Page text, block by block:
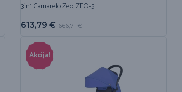
3in1 Camarelo Zeo, ZEO-5
666,71€
613,79 €
Akcija!